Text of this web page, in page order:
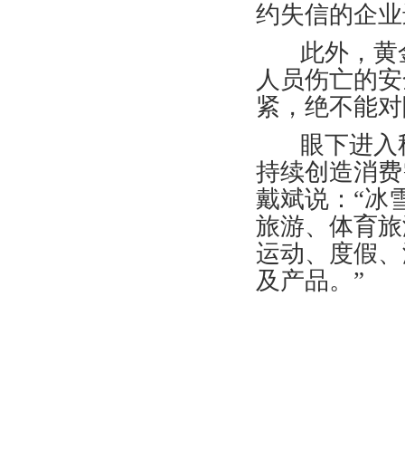
约失信的企
此外，黄
人员伤亡的
紧，绝不能
眼下进入
持续创造消
戴斌说：“冰
旅游、体育
运动、度假
及产品。”